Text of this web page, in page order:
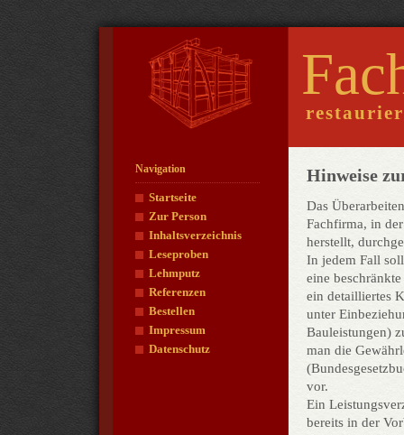
Navigation
Startseite
Zur Person
Inhaltsverzeichnis
Leseproben
Lehmputz
Referenzen
Bestellen
Impressum
Datenschutz
Hinweise
Das
Fachfirma, in
herstellt,
In jedem Fall
eine
ein detailliertes
unter
Bauleistungen)
man die
vor.
Ein
bereits in der